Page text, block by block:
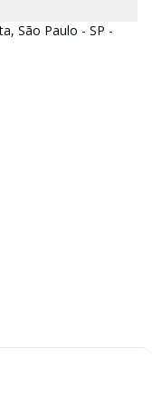
São Paulo - SP -